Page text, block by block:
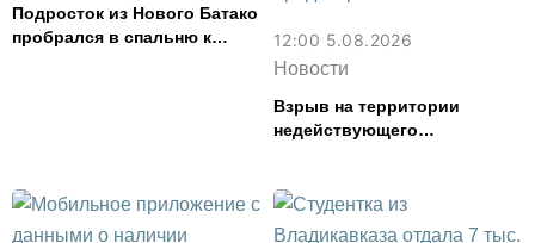
Подросток из Нового Батако
пробрался в спальню к
12:00 5.08.2026
Новости
Взрыв на территории
недействующего